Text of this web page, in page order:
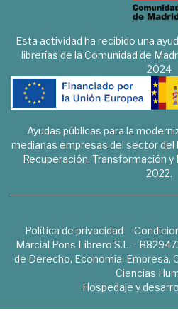
Esta actividad ha recibido una
librerías de la Comunidad de
2024
Ayudas públicas para la
medianas empresas del sector del
Recuperación, Transformación
2022.
Política de privacidad
Marcial Pons Librero S.L. -
de Derecho, Economía, Empresa,
Ciencias
Hospedaje y